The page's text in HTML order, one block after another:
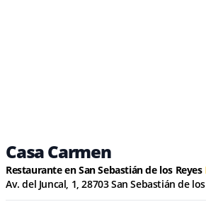
Casa Carmen
Restaurante en San Sebastián de los Reyes
Av. del Juncal, 1, 28703 San Sebastián de los